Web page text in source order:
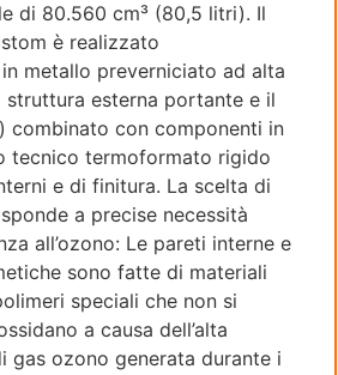
di 80.560 cm³ (80,5 litri). Il
è realizzato
metallo preverniciato ad alta
struttura esterna portante e il
combinato con componenti in
tecnico termoformato rigido
e di finitura. La scelta di
a precise necessità
all’ozono: Le pareti interne e
sono fatte di materiali
speciali che non si
a causa dell’alta
gas ozono generata durante i